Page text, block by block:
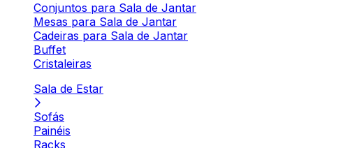
Conjuntos para Sala de Jantar
Mesas para Sala de Jantar
Cadeiras para Sala de Jantar
Buffet
Cristaleiras
Sala de Estar
Sofás
Painéis
Racks